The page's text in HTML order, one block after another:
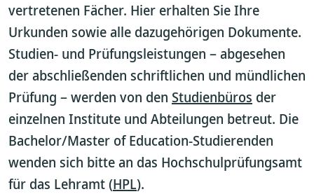
vertretenen Fächer. Hier erhalten Sie Ihre
Urkunden sowie alle dazugehörigen Dokumente.
Studien- und Prüfungsleistungen – abgesehen
der abschließenden schriftlichen und mündlichen
Prüfung – werden von den Studienbüros der
einzelnen Institute und Abteilungen betreut. Die
Bachelor/Master of Education-Studierenden
wenden sich bitte an das Hochschulprüfungsamt
für das Lehramt (HPL).